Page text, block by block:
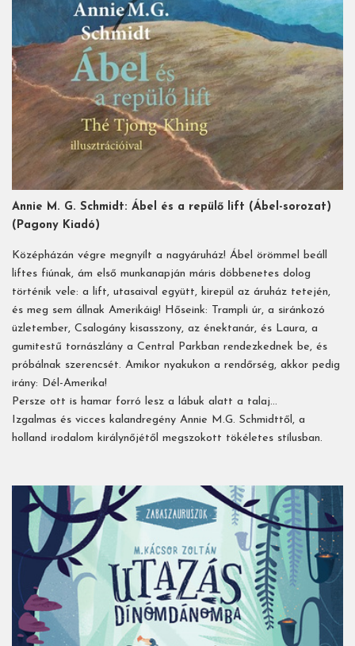
Annie M. G. Schmidt: Ábel és a repülő lift (Ábel-sorozat)
(Pagony Kiadó)
Középházán végre megnyílt a nagyáruház! Ábel örömmel beáll
liftes fiúnak, ám első munkanapján máris döbbenetes dolog
történik vele: a lift, utasaival együtt, kirepül az áruház tetején,
és meg sem állnak Amerikáig! Hőseink: Trampli úr, a siránkozó
üzletember, Csalogány kisasszony, az énektanár, és Laura, a
gumitestű tornászlány a Central Parkban rendezkednek be, és
próbálnak szerencsét. Amikor nyakukon a rendőrség, akkor pedig
irány: Dél-Amerika!
Persze ott is hamar forró lesz a lábuk alatt a talaj…
Izgalmas és vicces kalandregény Annie M.G. Schmidttől, a
holland irodalom királynőjétől megszokott tökéletes stílusban.